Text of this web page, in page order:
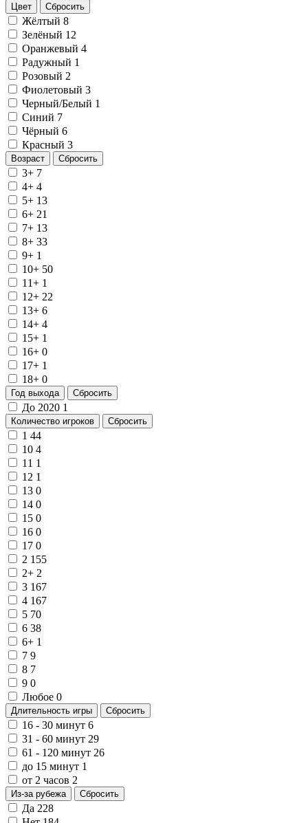
Цвет Сбросить
Жёлтый 8
Зелёный 12
Оранжевый 4
Радужный 1
Розовый 2
Фиолетовый 3
Черный/Белый 1
Синий 7
Чёрный 6
Красный 3
Возраст Сбросить
3+ 7
4+ 4
5+ 13
6+ 21
7+ 13
8+ 33
9+ 1
10+ 50
11+ 1
12+ 22
13+ 6
14+ 4
15+ 1
16+ 0
17+ 1
18+ 0
Год выхода Сбросить
До 2020 1
Количество игроков Сбросить
1 44
10 4
11 1
12 1
13 0
14 0
15 0
16 0
17 0
2 155
2+ 2
3 167
4 167
5 70
6 38
6+ 1
7 9
8 7
9 0
Любое 0
Длительность игры Сбросить
16 - 30 минут 6
31 - 60 минут 29
61 - 120 минут 26
до 15 минут 1
от 2 часов 2
Из-за рубежа Сбросить
Да 228